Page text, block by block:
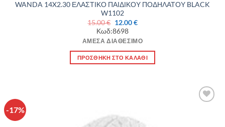
WANDA 14X2.30 ΕΛΑΣΤΙΚΟ ΠΑΙΔΙΚΟΥ ΠΟΔΗΛΑΤΟΥ BLACK
W1102
15.00€ Original
price
was:
15.00 €.
12.00€Η
είναι:
Κωδ:8698
ΆΜΕΣΑ ΔΙΑΘΈΣΙΜΟ
ΠΡΟΣΘΉΚΗ ΣΤΟ ΚΑΛΆΘΙ
-17%